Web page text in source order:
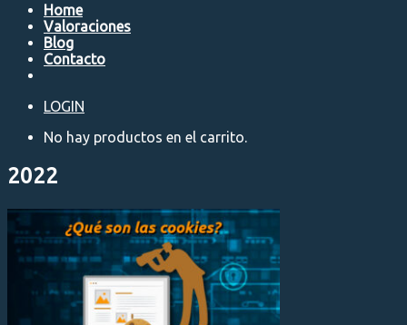
Home
Valoraciones
Blog
Contacto
LOGIN
No hay productos en el carrito.
2022